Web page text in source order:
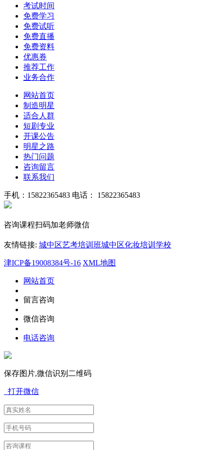
考试时间
免费学习
免费试听
免费直播
免费资料
优惠券
推荐工作
业务合作
网站首页
制造明星
适合人群
短剧专业
开课公告
明星之路
热门问题
咨询留言
联系我们
手机：15822365483 电话： 15822365483
咨询课程扫码加老师微信
友情链接: 城中区艺考培训班城中区化妆培训学校
津ICP备19008384号-16 XML地图
网站首页
留言咨询
微信咨询
电话咨询
保存图片,微信识别二维码
打开微信